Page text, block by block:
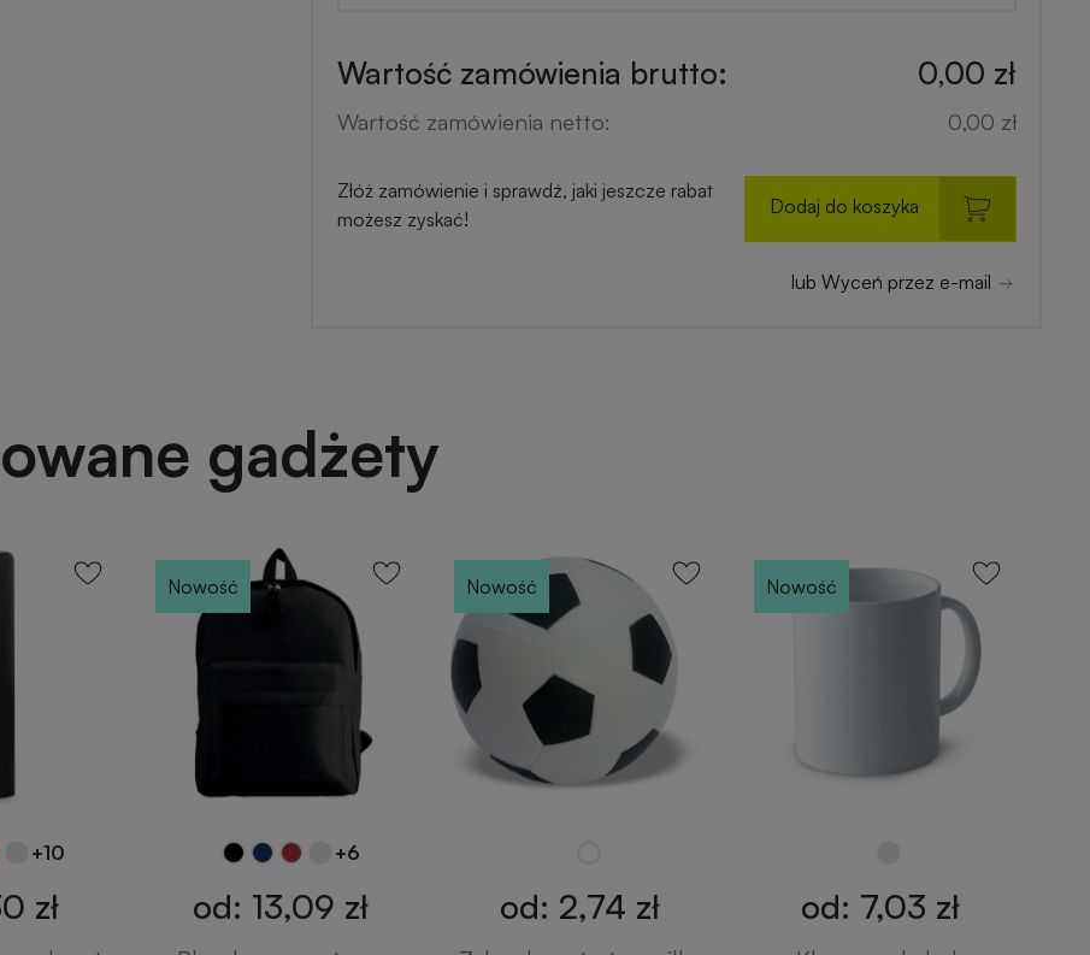
Wartość zamówienia brutto: 0,00 zł
Wartość zamówienia netto: 0,00 zł
Złóż zamówienie i sprawdź, jaki jeszcze rabat
możesz zyskać!
Dodaj do koszyka
lub Wyceń przez e-mail
gadżety
+10
zł
Nowość
+6
od: 13,09 zł
Nowość
od: 2,74 zł
Nowość
od: 7,03 zł